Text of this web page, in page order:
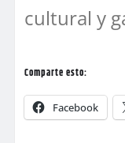
cultural y
Comparte esto:
Facebook